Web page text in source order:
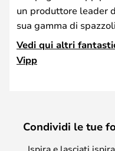
un produttore leader
sua gamma di
Vedi qui altri
Vipp
Condividi le tue
Ispira e lasciati